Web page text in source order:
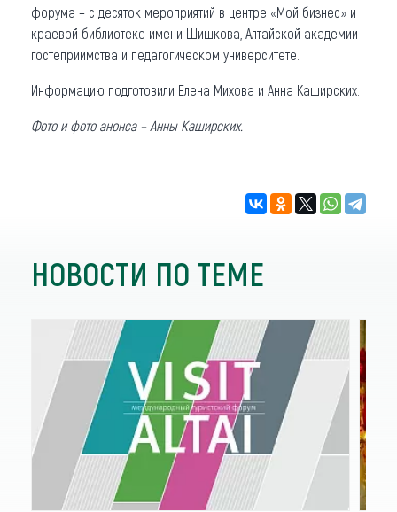
форума – с десяток мероприятий в центре «Мой бизнес» и
краевой библиотеке имени Шишкова, Алтайской академии
гостеприимства и педагогическом университете.
Информацию подготовили Елена Михова и Анна Каширских.
Фото и фото анонса – Анны Каширских.
НОВОСТИ ПО ТЕМЕ